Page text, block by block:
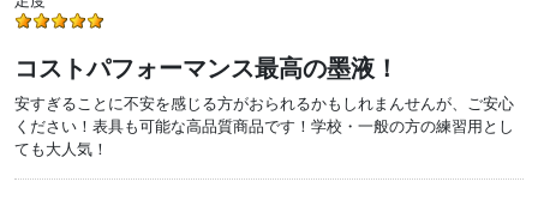
コストパフォーマンス最高の墨液！
安すぎることに不安を感じる方がおられるかもしれまんせんが、ご安心
ください！表具も可能な高品質商品です！学校・一般の方の練習用とし
ても大人気！